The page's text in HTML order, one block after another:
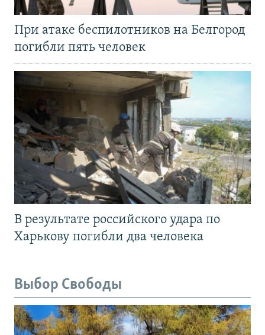
При атаке беспилотников на Белгород
погибли пять человек
В результате российского удара по
Харькову погибли два человека
Выбор Свободы